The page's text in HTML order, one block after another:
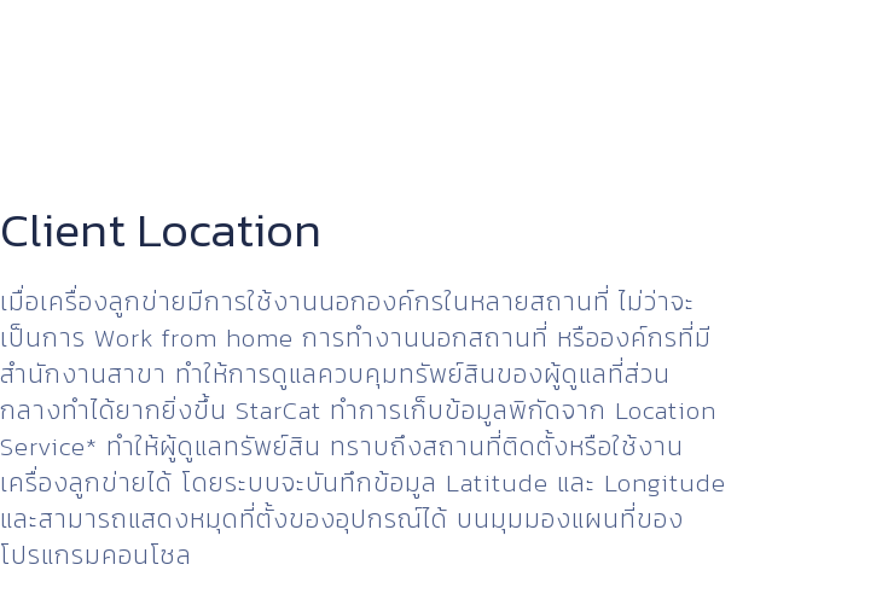
Client Location
เมื่อเครื่องลูกข่ายมีการใช้งานนอกองค์กรในหลายสถานที่ ไม่ว่าจะ
เป็นการ Work from home การทำงานนอกสถานที่ หรือองค์กรที่มี
สำนักงานสาขา ทำให้การดูแลควบคุมทรัพย์สินของผู้ดูแลที่ส่วน
กลางทำได้ยากยิ่งขึ้น StarCat ทำการเก็บข้อมูลพิกัดจาก Location
Service* ทำให้ผู้ดูแลทรัพย์สิน ทราบถึงสถานที่ติดตั้งหรือใช้งาน
เครื่องลูกข่ายได้ โดยระบบจะบันทึกข้อมูล Latitude และ Longitude
และสามารถแสดงหมุดที่ตั้งของอุปกรณ์ได้ บนมุมมองแผนที่ของ
โปรแกรมคอนโซล